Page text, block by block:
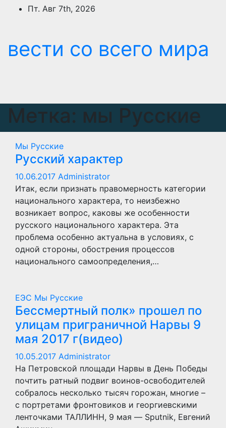
ПерейтиПт. Авг 7th, 2026
вести со всего мира
Метка: мы Русские
Мы Русские
Русский характер
10.06.2017 Administrator
Итак, если признать правомерность категории
национального характера, то неизбежно
возникает вопрос, каковы же особенности
русского национального характера. Эта
проблема особенно актуальна в условиях, с
одной стороны, обострения процессов
национального самоопределения,…
ЕЭС Мы Русские
Бессмертный полк» прошел по
улицам приграничной Нарвы 9
мая 2017 г(видео)
10.05.2017 Administrator
На Петровской площади Нарвы в День Победы
почтить ратный подвиг воинов-освободителей
собралось несколько тысяч горожан, многие –
с портретами фронтовиков и георгиевскими
ленточками ТАЛЛИНН, 9 мая — Sputnik, Евгений